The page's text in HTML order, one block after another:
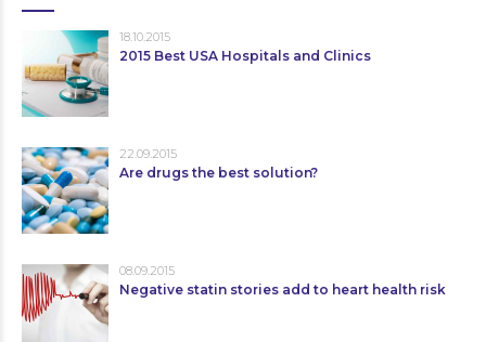
18.10.2015
2015 Best USA Hospitals and Clinics
22.09.2015
Are drugs the best solution?
08.09.2015
Negative statin stories add to heart health risk